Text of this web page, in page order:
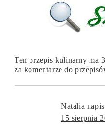
Ten przepis kulinarny ma
za komentarze do
Natalia
15 sierpnia